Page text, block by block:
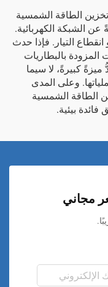
الطاقة الشمسية
عن الشبكة الكهربائية.
انقطاع التيار. فإذا حدث
المزودة بالبطاريات
ميزةً كبيرةً، لا سيما
وعلى المدى
الطاقة الشمسية
بيئية.
مجاني